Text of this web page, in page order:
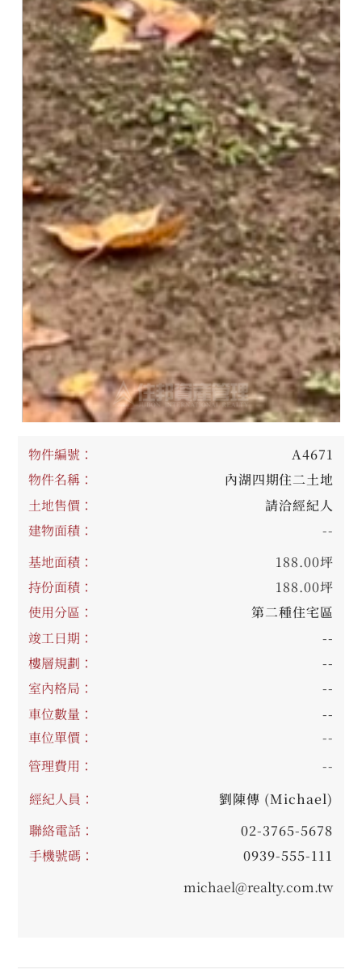
物件編號：
A4671
物件名稱：
內湖四期住二土地
土地售價：
請洽經紀人
建物面積：
--
基地面積：
188.00坪
持份面積：
188.00坪
使用分區：
第二種住宅區
竣工日期：
--
樓層規劃：
--
室內格局：
--
車位數量：
--
車位單價：
--
管理費用：
--
經紀人員：
劉陳傳 (Michael)
聯絡電話：
02-3765-5678
手機號碼：
0939-555-111
michael@realty.com.tw